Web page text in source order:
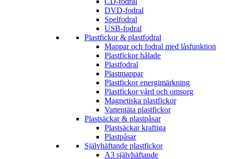
DVD-fodral
Spelfodral
USB-fodral
Plastfickor & plastfodral
Mappar och fodral med låsfunktion
Plastfickor hålade
Plastfodral
Plastmappar
Plastfickor energimärkning
Plastfickor vård och omsorg
Magnetiska plastfickor
Vattentäta plastfickor
Plastsäckar & plastpåsar
Plastsäckar kraftiga
Plastpåsar
Självhäftande plastfickor
A3 självhäftande